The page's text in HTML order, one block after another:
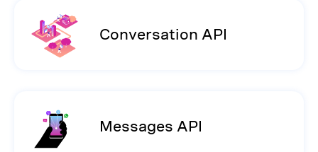
Conversation API
Messages API